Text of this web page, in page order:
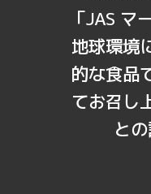
「JAS マ
地球環境
的な食品
てお召し
と